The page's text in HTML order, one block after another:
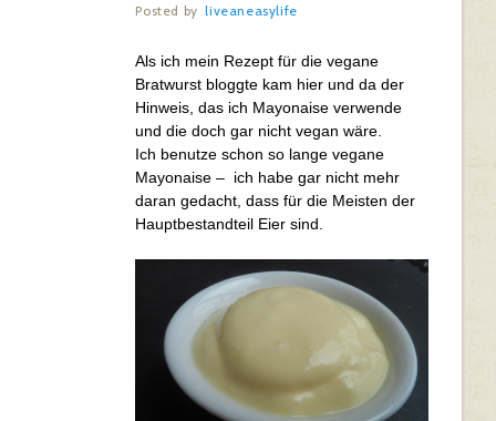
Posted by liveaneasylife
Als ich mein Rezept für die vegane
Bratwurst bloggte kam hier und da der
Hinweis, das ich Mayonaise verwende
und die doch gar nicht vegan wäre.
Ich benutze schon so lange vegane
Mayonaise – ich habe gar nicht mehr
daran gedacht, dass für die Meisten der
Hauptbestandteil Eier sind.
http://live-
an-easy-
life.de/tag/sojamilch/">